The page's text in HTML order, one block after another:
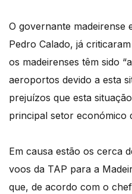
O governante madeirense
Pedro Calado, já
os madeirenses têm sido
aeroportos devido a esta
prejuízos que esta
principal setor económico
Em causa estão os cerca
voos da TAP para a
que, de acordo com o